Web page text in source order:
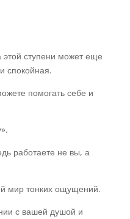
ступени может еще
спокойная.
помогать себе и
работаете не вы, а
мир тонких ощущений.
с вашей душой и